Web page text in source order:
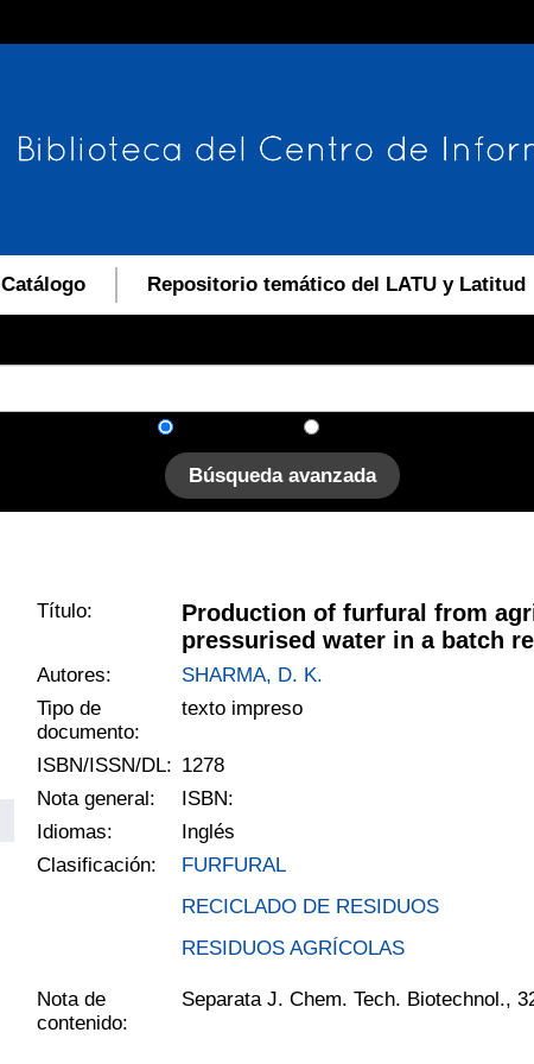
Catálogo Repositorio temático del LATU y Latitud
Búsqueda avanzada
Título:
Production of furfural from
pressurised water in a batch
Autores:
SHARMA, D. K.
Tipo de
documento:
texto impreso
ISBN/ISSN/DL: 1278
Nota general:
ISBN:
Idiomas:
Inglés
Clasificación:
FURFURAL
RECICLADO DE RESIDUOS
RESIDUOS AGRÍCOLAS
Nota de
contenido:
Separata J. Chem. Tech. Biotechnol.,